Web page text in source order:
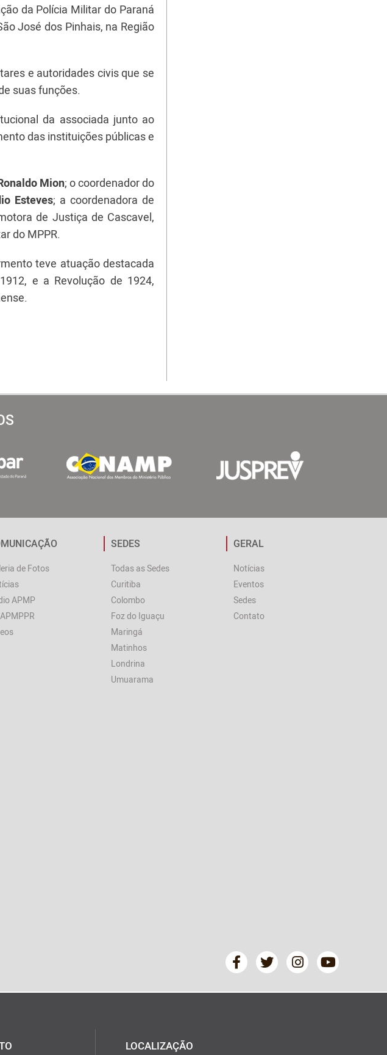
da Polícia Militar do Paraná
José dos Pinhais, na Região
e autoridades civis que se
suas funções.
da associada junto ao
das instituições públicas e
Mion; o coordenador do
Esteves; a coordenadora de
de Justiça de Cascavel,
do MPPR.
teve atuação destacada
e a Revolução de 1924,
de Fotos
APMP
SEDES
Todas as Sedes
Curitiba
Colombo
Foz do Iguaçu
Maringá
Matinhos
Londrina
Umuarama
GERAL
Notícias
Eventos
Sedes
Contato
LOCALIZAÇÃO